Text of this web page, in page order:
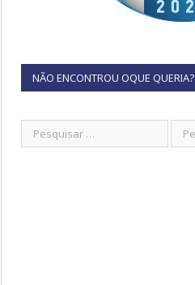
NÃO ENCONTROU OQUE QUERIA?